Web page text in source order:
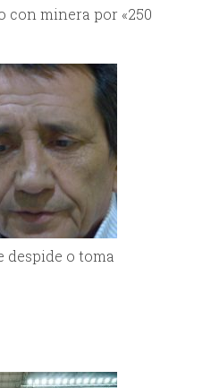
con minera por «250
despide o toma